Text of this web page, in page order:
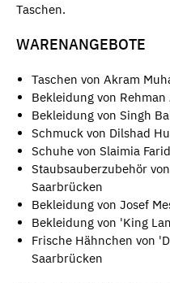
Taschen.
WARENANGEBOTE
Taschen von Akram
Bekleidung von
Bekleidung von Singh
Schmuck von Dilshad
Schuhe von Slaimia
Staubsauberzubehör
Saarbrücken
Bekleidung von Josef
Bekleidung von 'King
Frische Hähnchen von
Saarbrücken